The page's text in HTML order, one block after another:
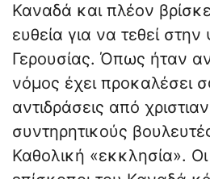
Καναδά και πλέον
ευθεία για να τεθεί
Γερουσίας. Όπως ήταν
νόμος έχει προκαλέσει
αντιδράσεις από
συντηρητικούς
Καθολική «εκκλησία».